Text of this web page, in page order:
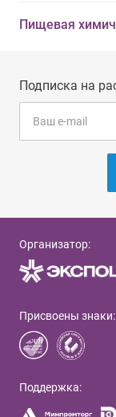
Пищевая
Подписка на
Организатор:
Присвоены знаки:
Поддержка: